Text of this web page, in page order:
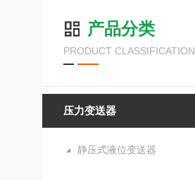
产品分类
PRODUCT CLASSIFICATION
压力变送器
静压式液位变送器